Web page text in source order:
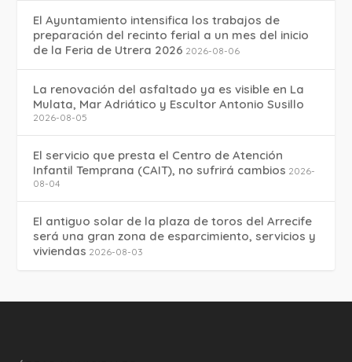
El Ayuntamiento intensifica los trabajos de
preparación del recinto ferial a un mes del inicio
de la Feria de Utrera 2026 2026-08-06
La renovación del asfaltado ya es visible en La
Mulata, Mar Adriático y Escultor Antonio Susillo
2026-08-05
El servicio que presta el Centro de Atención
Infantil Temprana (CAIT), no sufrirá cambios 2026-
08-04
El antiguo solar de la plaza de toros del Arrecife
será una gran zona de esparcimiento, servicios y
viviendas 2026-08-03